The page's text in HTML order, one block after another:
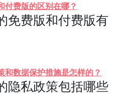
付费版的区别在哪？
免费版和付费版有
和数据保护措施是怎样的？
隐私政策包括哪些